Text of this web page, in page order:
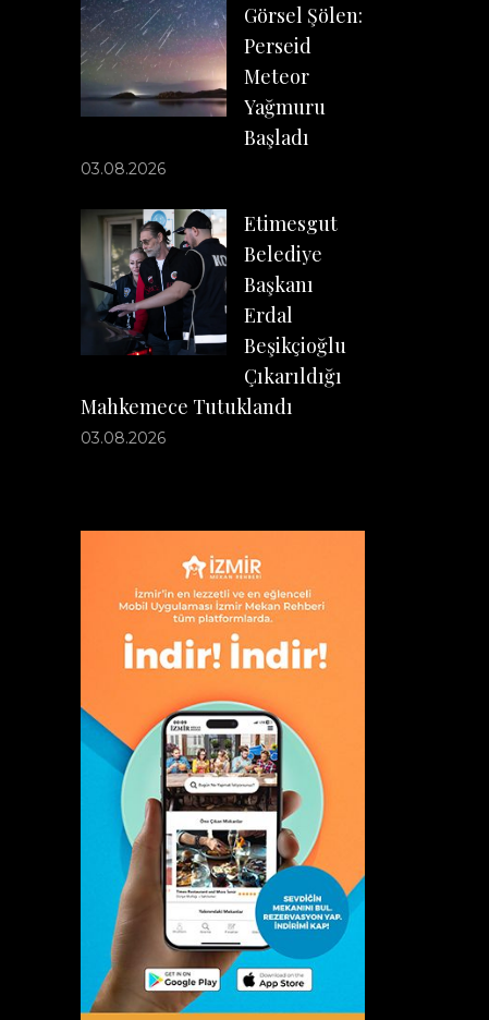
Görsel Şölen:
Perseid
Meteor
Yağmuru
Başladı
03.08.2026
Etimesgut
Belediye
Başkanı
Erdal
Beşikçioğlu
Çıkarıldığı
Mahkemece Tutuklandı
03.08.2026